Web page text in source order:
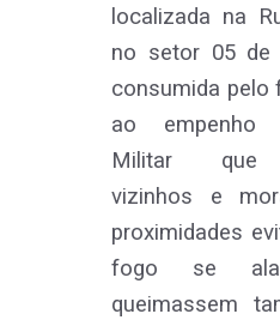
localizada na
no setor 05 de
consumida pelo
ao empenho
Militar que
vizinhos e
proximidades
fogo se
queimassem